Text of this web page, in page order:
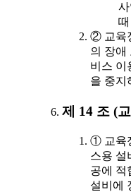
때
② 교육
의 장애
비스 이
을 중지
제 14 조 (
① 교육
스용 설
공에 적
설비에